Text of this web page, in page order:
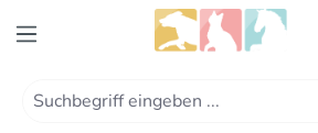
Zum Hauptinhalt springen